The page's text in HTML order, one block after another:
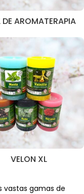
DE AROMATERAPIA
VELON XL
vastas gamas de